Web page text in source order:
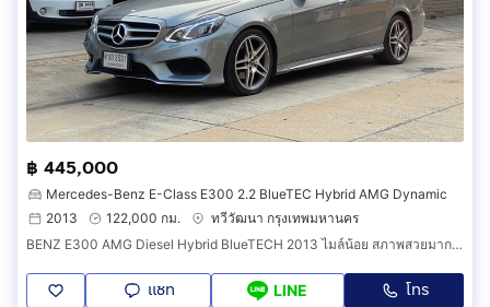
฿ 445,000
Mercedes-Benz E-Class E300 2.2 BlueTEC Hybrid AMG Dynamic
2013
122,000 กม.
ทวีวัฒนา กรุงเทพมหานคร
BENZ E300 AMG Diesel Hybrid BlueTECH 2013 ไมล์น้อย สภาพสวยมาก100เต็ม
แชท LINE โทร